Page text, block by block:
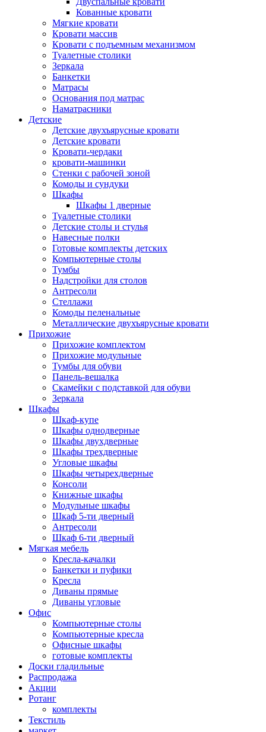
Кованные кровати
Мягкие кровати
Кровати массив
Кровати с подъемным механизмом
Туалетные столики
Зеркала
Банкетки
Матрасы
Основания под матрас
Наматрасники
Детские
Детские двухъярусные кровати
Детские кровати
Кровати-чердаки
кровати-машинки
Стенки с рабочей зоной
Комоды и сундуки
Шкафы
Шкафы 1 дверные
Туалетные столики
Детские столы и стулья
Навесные полки
Готовые комплекты детских
Компьютерные столы
Тумбы
Надстройки для столов
Антресоли
Стеллажи
Комоды пеленальные
Металлические двухъярусные кровати
Прихожие
Прихожие комплектом
Прихожие модульные
Тумбы для обуви
Панель-вешалка
Скамейки с подставкой для обуви
Зеркала
Шкафы
Шкаф-купе
Шкафы однодверные
Шкафы двухдверные
Шкафы трехдверные
Угловые шкафы
Шкафы четырехдверные
Консоли
Книжные шкафы
Модульные шкафы
Шкаф 5-ти дверный
Антресоли
Шкаф 6-ти дверный
Мягкая мебель
Кресла-качалки
Банкетки и пуфики
Кресла
Диваны прямые
Диваны угловые
Офис
Компьютерные столы
Компьютерные кресла
Офисные шкафы
готовые комплекты
Доски гладильные
Распродажа
Акции
Ротанг
комплекты
Текстиль